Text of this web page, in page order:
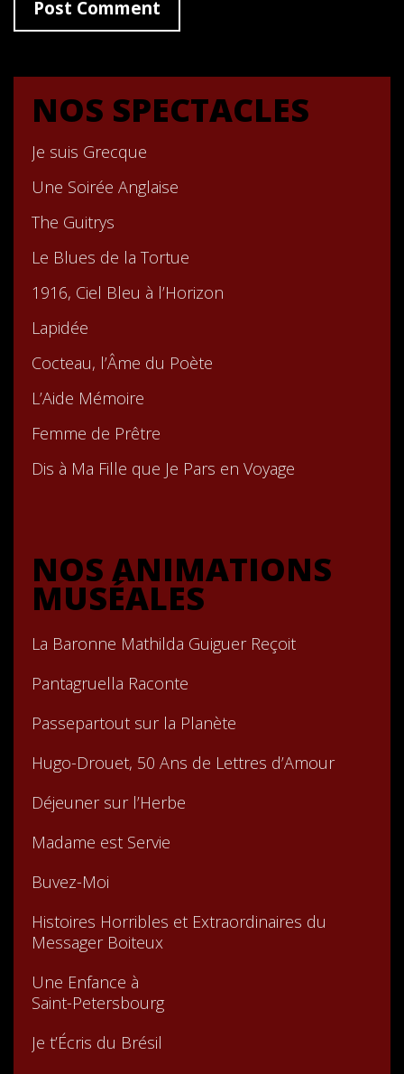
NOS SPECTACLES
Je suis Grecque
Une Soirée Anglaise
The Guitrys
Le Blues de la Tortue
1916, Ciel Bleu à l’Horizon
Lapidée
Cocteau, l’Âme du Poète
L’Aide Mémoire
Femme de Prêtre
Dis à Ma Fille que Je Pars en Voyage
NOS ANIMATIONS
MUSÉALES
La Baronne Mathilda Guiguer Reçoit
Pantagruella Raconte
Passepartout sur la Planète
Hugo-Drouet, 50 Ans de Lettres d’Amour
Déjeuner sur l’Herbe
Madame est Servie
Buvez-Moi
Histoires Horribles et Extraordinaires du
Messager Boiteux
Une Enfance à
Saint-Petersbourg
Je t’Écris du Brésil